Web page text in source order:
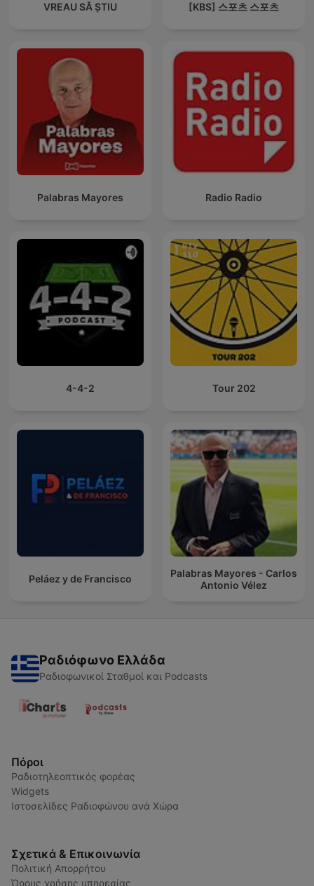
VREAU SĂ ȘTIU [KBS] 스포츠 스포츠
Palabras Mayores Radio Radio
4-4-2 Tour 202
Peláez y de Francisco
Palabras Mayores - Carlos
Antonio Vélez
Ραδιόφωνο Ελλάδα
Ραδιοφωνικοί Σταθμοί και Podcasts
Πόροι
Ραδιοτηλεοπτικός φορέας
Widgets
Ιστοσελίδες Ραδιοφώνου ανά Χώρα
Σχετικά & Επικοινωνία
Πολιτική Απορρήτου
Όρους χρήσης υπηρεσίας